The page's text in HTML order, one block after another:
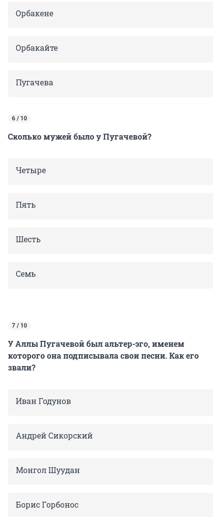
Орбакене
Орбакайте
Пугачева
6 / 10
Сколько мужей было у Пугачевой?
Четыре
Пять
Шесть
Семь
7 / 10
У Аллы Пугачевой был альтер-эго, именем
которого она подписывала свои песни. Как его
звали?
Иван Годунов
Андрей Сикорский
Монгол Шуудан
Борис Горбонос